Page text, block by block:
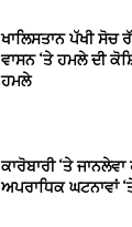
ਖਾਲਿਸਤਾਨ ਪੱਖੀ ਸੋਚ
ਵਾਸਨ ‘ਤੇ ਹਮਲੇ ਦੀ
ਹਮਲੇ
ਕਾਰੋਬਾਰੀ ‘ਤੇ
ਅਪਰਾਧਿਕ ਘਟਨਾਵਾਂ